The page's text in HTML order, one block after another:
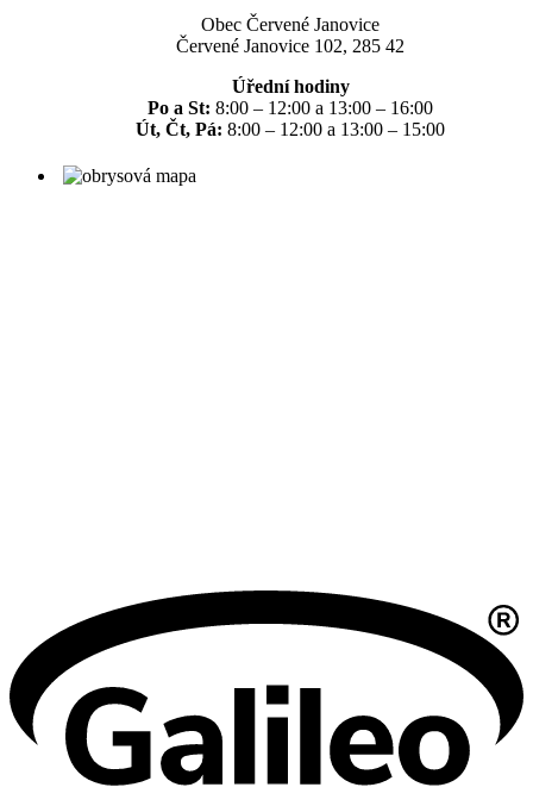
Obec Červené Janovice
Červené Janovice 102, 285 42
Úřední hodiny
Po a St: 8:00 – 12:00 a 13:00 – 16:00
Út, Čt, Pá: 8:00 – 12:00 a 13:00 – 15:00